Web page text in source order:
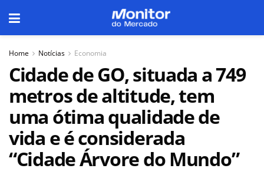
Home Notícias Economia
Cidade de GO, situada a 749
metros de altitude, tem
uma ótima qualidade de
vida e é considerada
“Cidade Árvore do Mundo”